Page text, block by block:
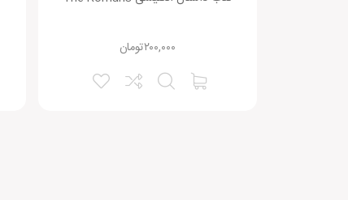
نقاط قوت:
تومان۲۰۰,۰۰۰